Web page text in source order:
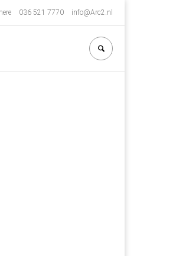
036 521 7770 info@Arc2.nl